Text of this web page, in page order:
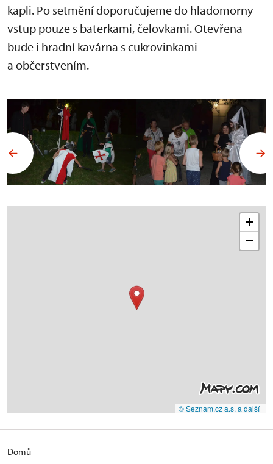
kapli. Po setmění doporučujeme do hladomorny
vstup pouze s baterkami, čelovkami. Otevřena
bude i hradní kavárna s cukrovinkami
a občerstvením.
+
−
© Seznam.cz a.s. a další
Domů